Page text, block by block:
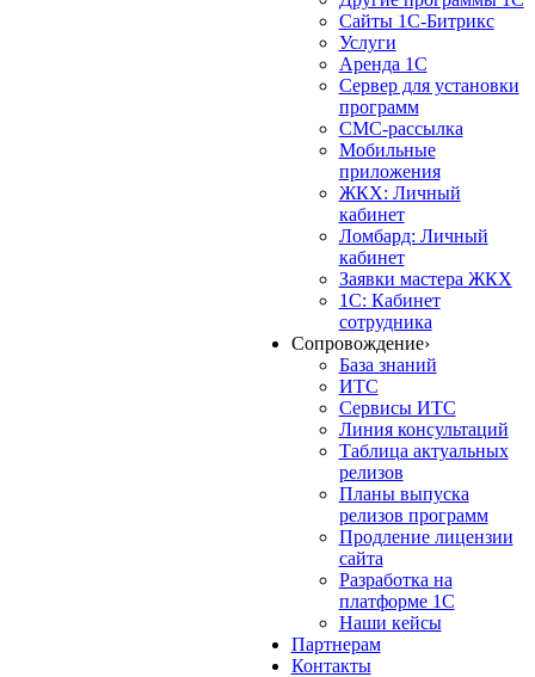
Сайты 1С-Битрикс
Услуги
Аренда 1С
Сервер для установки
программ
СМС-рассылка
Мобильные
приложения
ЖКХ: Личный
кабинет
Ломбард: Личный
кабинет
Заявки мастера ЖКХ
1С: Кабинет
сотрудника
Сопровождение›
База знаний
ИТС
Сервисы ИТС
Линия консультаций
Таблица актуальных
релизов
Планы выпуска
релизов программ
Продление лицензии
сайта
Разработка на
платформе 1С
Наши кейсы
Партнерам
Контакты